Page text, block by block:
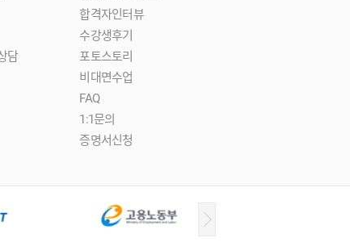
담
합격자인터뷰
수강생후기
포토스토리
비대면수업
FAQ
1:1문의
증명서신청